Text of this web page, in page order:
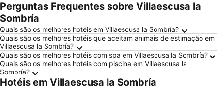
Perguntas Frequentes sobre Villaescusa la
Sombría
Quais são os melhores hotéis em Villaescusa la Sombría?
Quais são os melhores hotéis que aceitam animais de estimação em
Villaescusa la Sombría?
Quais são os melhores hotéis com spa em Villaescusa la Sombría?
Quais são os melhores hotéis com piscina em Villaescusa la
Sombría?
Hotéis em Villaescusa la Sombría